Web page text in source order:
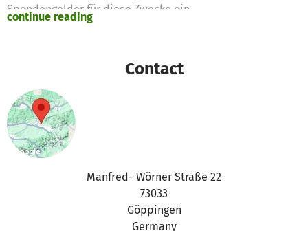
Spendengelder für diese Zwecke ein
Vielen Dank für eure Unterstützung,
continue reading
Contact
Manfred- Wörner Straße 22
73033
Göppingen
Germany